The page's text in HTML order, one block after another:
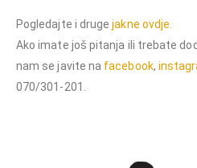
Pogledajte i drugejakne ovdje.
Ako imate još pitanja ili trebate
nam se javite na facebook,
070/301-201.